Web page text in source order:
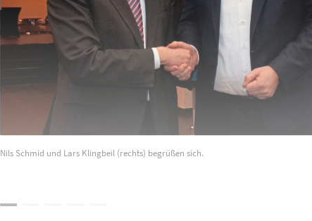
Nils Schmid und Lars Klingbeil (rechts) begrüßen sich.